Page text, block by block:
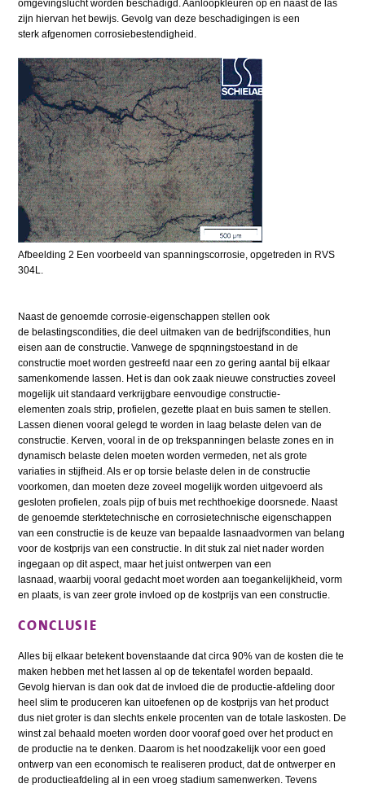
omgevingslucht worden beschadigd. Aanloopkleuren op en naast de las
zijn hiervan het bewijs. Gevolg van deze beschadigingen is een
sterk afgenomen corrosiebestendigheid.
Afbeelding 2 Een voorbeeld van spanningscorrosie, opgetreden in RVS
304L.
Naast de genoemde corrosie-eigenschappen stellen ook
de belastingscondities, die deel uitmaken van de bedrijfscondities, hun
eisen aan de constructie. Vanwege de spqnningstoestand in de
constructie moet worden gestreefd naar een zo gering aantal bij elkaar
samenkomende lassen. Het is dan ook zaak nieuwe constructies zoveel
mogelijk uit standaard verkrijgbare eenvoudige constructie-
elementen zoals strip, profielen, gezette plaat en buis samen te stellen.
Lassen dienen vooral gelegd te worden in laag belaste delen van de
constructie. Kerven, vooral in de op trekspanningen belaste zones en in
dynamisch belaste delen moeten worden vermeden, net als grote
variaties in stijfheid. Als er op torsie belaste delen in de constructie
voorkomen, dan moeten deze zoveel mogelijk worden uitgevoerd als
gesloten profielen, zoals pijp of buis met rechthoekige doorsnede. Naast
de genoemde sterktetechnische en corrosietechnische eigenschappen
van een constructie is de keuze van bepaalde lasnaadvormen van belang
voor de kostprijs van een constructie. In dit stuk zal niet nader worden
ingegaan op dit aspect, maar het juist ontwerpen van een
lasnaad, waarbij vooral gedacht moet worden aan toegankelijkheid, vorm
en plaats, is van zeer grote invloed op de kostprijs van een constructie.
CONCLUSIE
Alles bij elkaar betekent bovenstaande dat circa 90% van de kosten die te
maken hebben met het lassen al op de tekentafel worden bepaald.
Gevolg hiervan is dan ook dat de invloed die de productie-afdeling door
heel slim te produceren kan uitoefenen op de kostprijs van het product
dus niet groter is dan slechts enkele procenten van de totale laskosten. De
winst zal behaald moeten worden door vooraf goed over het product en
de productie na te denken. Daarom is het noodzakelijk voor een goed
ontwerp van een economisch te realiseren product, dat de ontwerper en
de productieafdeling al in een vroeg stadium samenwerken. Tevens